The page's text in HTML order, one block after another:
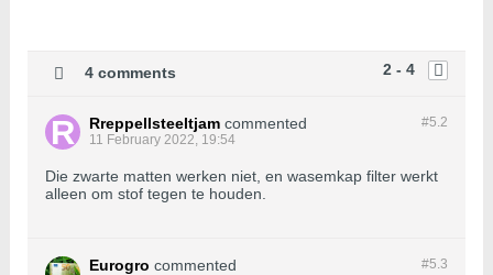
2 - 4
4 comments
#5.2
Rreppellsteeltjam commented
11 February 2022, 19:54
Die zwarte matten werken niet, en wasemkap filter werkt
alleen om stof tegen te houden.
#5.3
Eurogro commented